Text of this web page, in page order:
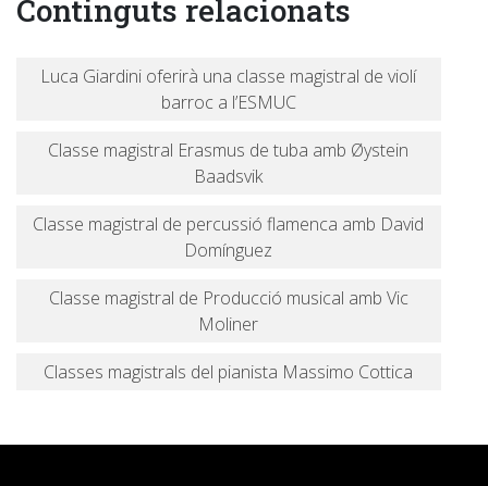
Continguts relacionats
Luca Giardini oferirà una classe magistral de violí
barroc a l’ESMUC
Classe magistral Erasmus de tuba amb Øystein
Baadsvik
Classe magistral de percussió flamenca amb David
Domínguez
Classe magistral de Producció musical amb Vic
Moliner
Classes magistrals del pianista Massimo Cottica